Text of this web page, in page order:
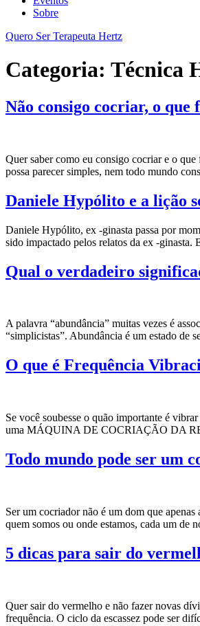
Sobre
Quero Ser Terapeuta Hertz
Categoria: Técnica
Não consigo cocriar, o que
Quer saber como eu consigo cocriar e o
possa parecer simples, nem todo mundo
Daniele Hypólito e a lição
Daniele Hypólito, ex -ginasta passa por
sido impactado pelos relatos da ex -
Qual o verdadeiro
A palavra “abundância” muitas vezes é
“simplicistas”. Abundância é um estado de
O que é Frequência
Se você soubesse o quão importante é
uma MÁQUINA DE COCRIAÇÃO DA
Todo mundo pode ser um
Ser um cocriador não é um dom que
quem somos ou onde estamos, cada um
5 dicas para sair do
Quer sair do vermelho e não fazer novas
frequência. O ciclo da escassez pode ser